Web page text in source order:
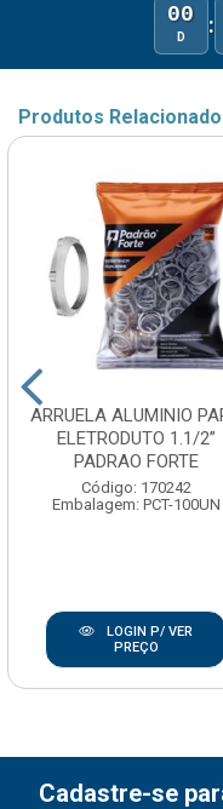
00
D :
Produtos
ARRUELA ALUMINIO
ELETRODUTO 1.1/2”
PADRAO FORTE
Código: 170242
Embalagem: PCT-100UN
LOGIN P/ VER
PREÇO
Cadastre-se